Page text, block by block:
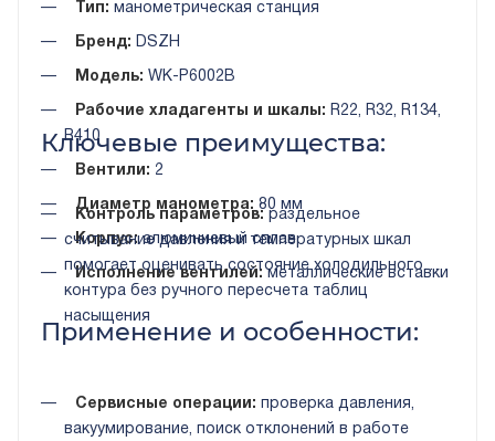
Тип: манометрическая станция
Бренд: DSZH
Модель: WK-P6002B
Рабочие хладагенты и шкалы: R22, R32, R134,
R410
Вентили: 2
Диаметр манометра: 80 мм
Корпус:алюминиевый сплав
Исполнение вентилей: металлические вставки
Ключевые преимущества:
Контроль параметров: раздельное
считывание давления и температурных шкал
помогает оценивать состояние холодильного
контура без ручного пересчета таблиц
насыщения
Применение и особенности:
Сервисные операции: проверка давления,
вакуумирование, поиск отклонений в работе